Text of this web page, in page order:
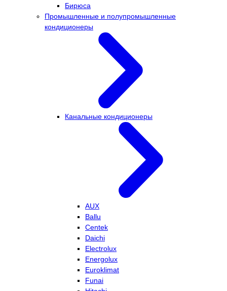
Бирюса
Промышленные и полупромышленные
кондиционеры
Канальные кондиционеры
AUX
Ballu
Centek
Daichi
Electrolux
Energolux
Euroklimat
Funai